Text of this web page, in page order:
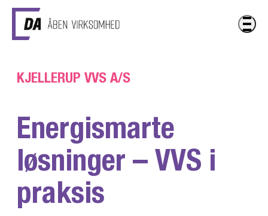
Gå til hovedindhold
KJELLERUP VVS A/S
Energismarte
løsninger – VVS i
praksis